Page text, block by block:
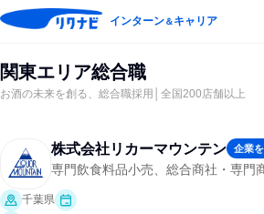
インターン＆キャリア
関東エリア総合職
お酒の未来を創る、総合職採用│全国200店舗以上
株式会社リカーマウンテン 企業
専門飲食料品小売、総合商社・専門
千葉県